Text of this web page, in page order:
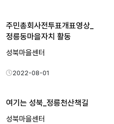
주민총회사전투표개표영상_
정릉동마을자치 활동
성북마을센터
2022-08-01
여기는 성북_정릉천산책길
성북마을센터